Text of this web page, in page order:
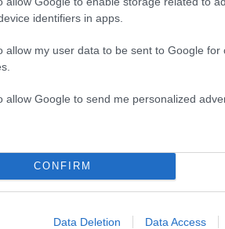
identifiers in apps.
allow my user data to be sent to Google for
allow Google to send me personalized
CONFIRM
Data Deletion Data Access
τρομακτικές
δολαρίων
υπηρεσίες που
γραμμή. Η καρδιά μου
τους στην